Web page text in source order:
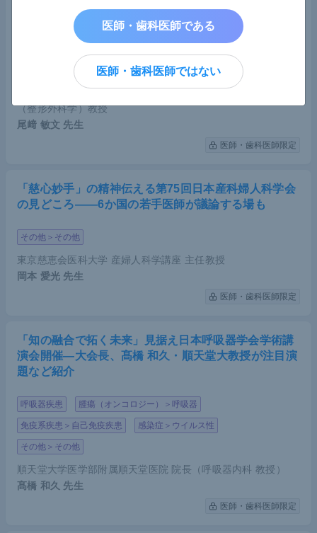
「究める－知・仁・術－」テーマに日本整形外科学会
学術総会・横浜で開催――総会会長に聞く、整形外科
の魅力と総会への思い
（整形外科学）教授
尾﨑 敏文 先生
医師・歯科医師限定
「慈心妙手」の精神伝える第75回日本産科婦人科学会
の見どころ――6か国の若手医師が議論する場も
その他＞その他
東京慈恵会医科大学 産婦人科学講座 主任教授
岡本 愛光 先生
医師・歯科医師限定
「知の融合で拓く未来」見据え日本呼吸器学会学術講
演会開催―大会長、髙橋 和久・順天堂大教授が注目演
題など紹介
呼吸器疾患 腫瘍（オンコロジー）＞呼吸器
免疫系疾患＞自己免疫疾患 感染症＞ウイルス性
その他＞その他
順天堂大学医学部附属順天堂医院 院長（呼吸器内科 教授）
髙橋 和久 先生
医師・歯科医師限定
医師・歯科医師ではない
医師・歯科医師である